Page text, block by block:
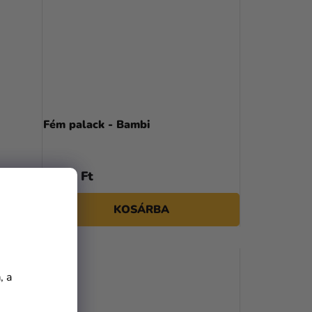
a
Fém palack - Bambi
8 155 Ft
KOSÁRBA